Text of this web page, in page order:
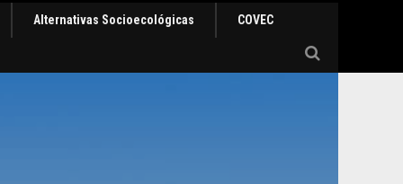
Alternativas Socioecológicas COVEC